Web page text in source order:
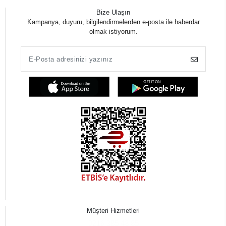
Bize Ulaşın
Kampanya, duyuru, bilgilendirmelerden e-posta ile haberdar
olmak istiyorum.
Müşteri Hizmetleri